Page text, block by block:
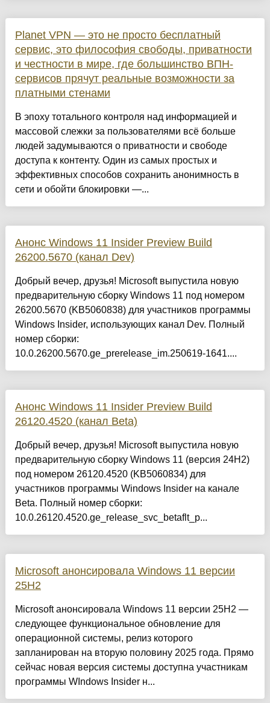
Planet VPN — это не просто бесплатный
сервис, это философия свободы, приватности
и честности в мире, где большинство ВПН-
сервисов прячут реальные возможности за
платными стенами
В эпоху тотального контроля над информацией и
массовой слежки за пользователями всё больше
людей задумываются о приватности и свободе
доступа к контенту. Один из самых простых и
эффективных способов сохранить анонимность в
сети и обойти блокировки —...
Анонс Windows 11 Insider Preview Build
26200.5670 (канал Dev)
Добрый вечер, друзья! Microsoft выпустила новую
предварительную сборку Windows 11 под номером
26200.5670 (KB5060838) для участников программы
Windows Insider, использующих канал Dev. Полный
номер сборки:
10.0.26200.5670.ge_prerelease_im.250619-1641....
Анонс Windows 11 Insider Preview Build
26120.4520 (канал Beta)
Добрый вечер, друзья! Microsoft выпустила новую
предварительную сборку Windows 11 (версия 24H2)
под номером 26120.4520 (KB5060834) для
участников программы Windows Insider на канале
Beta. Полный номер сборки:
10.0.26120.4520.ge_release_svc_betaflt_p...
Microsoft анонсировала Windows 11 версии
25H2
Microsoft анонсировала Windows 11 версии 25H2 —
следующее функциональное обновление для
операционной системы, релиз которого
запланирован на вторую половину 2025 года. Прямо
сейчас новая версия системы доступна участникам
программы WIndows Insider н...